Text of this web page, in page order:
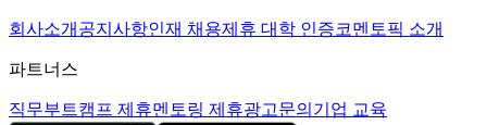
회사소개 공지사항인재 채용제휴 대학 인증코멘토픽 소개
파트너스
직무부트캠프 제휴멘토링 제휴광고문의 기업 교육